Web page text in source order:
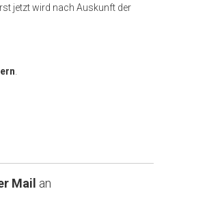
jetzt wird nach Auskunft der
Mail an